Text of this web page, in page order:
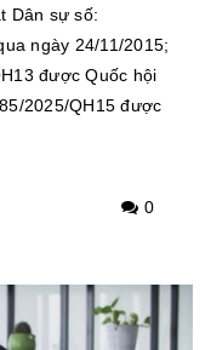
Dân sự số:
ngày 24/11/2015;
được Quốc hội
2025/QH15 được
0